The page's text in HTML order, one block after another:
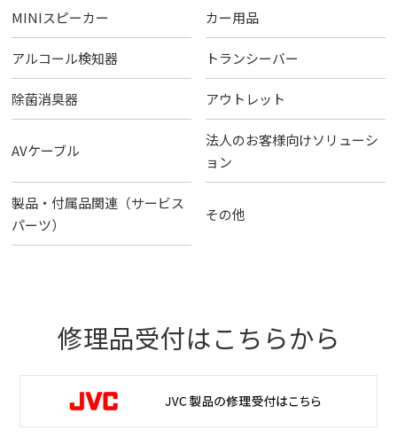
MINIスピーカー カー用品
アルコール検知器 トランシーバー
除菌消臭器 アウトレット
AVケーブル
法人のお客様向けソリューシ
ョン
製品・付属品関連（サービス
パーツ）
その他
修理品受付はこちらから